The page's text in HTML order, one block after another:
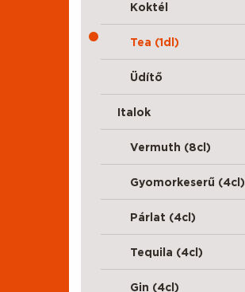
Koktél
Tea (1dl)
Üdítő
Italok
Vermuth (8cl)
Gyomorkeserű (4cl)
Párlat (4cl)
Tequila (4cl)
Gin (4cl)